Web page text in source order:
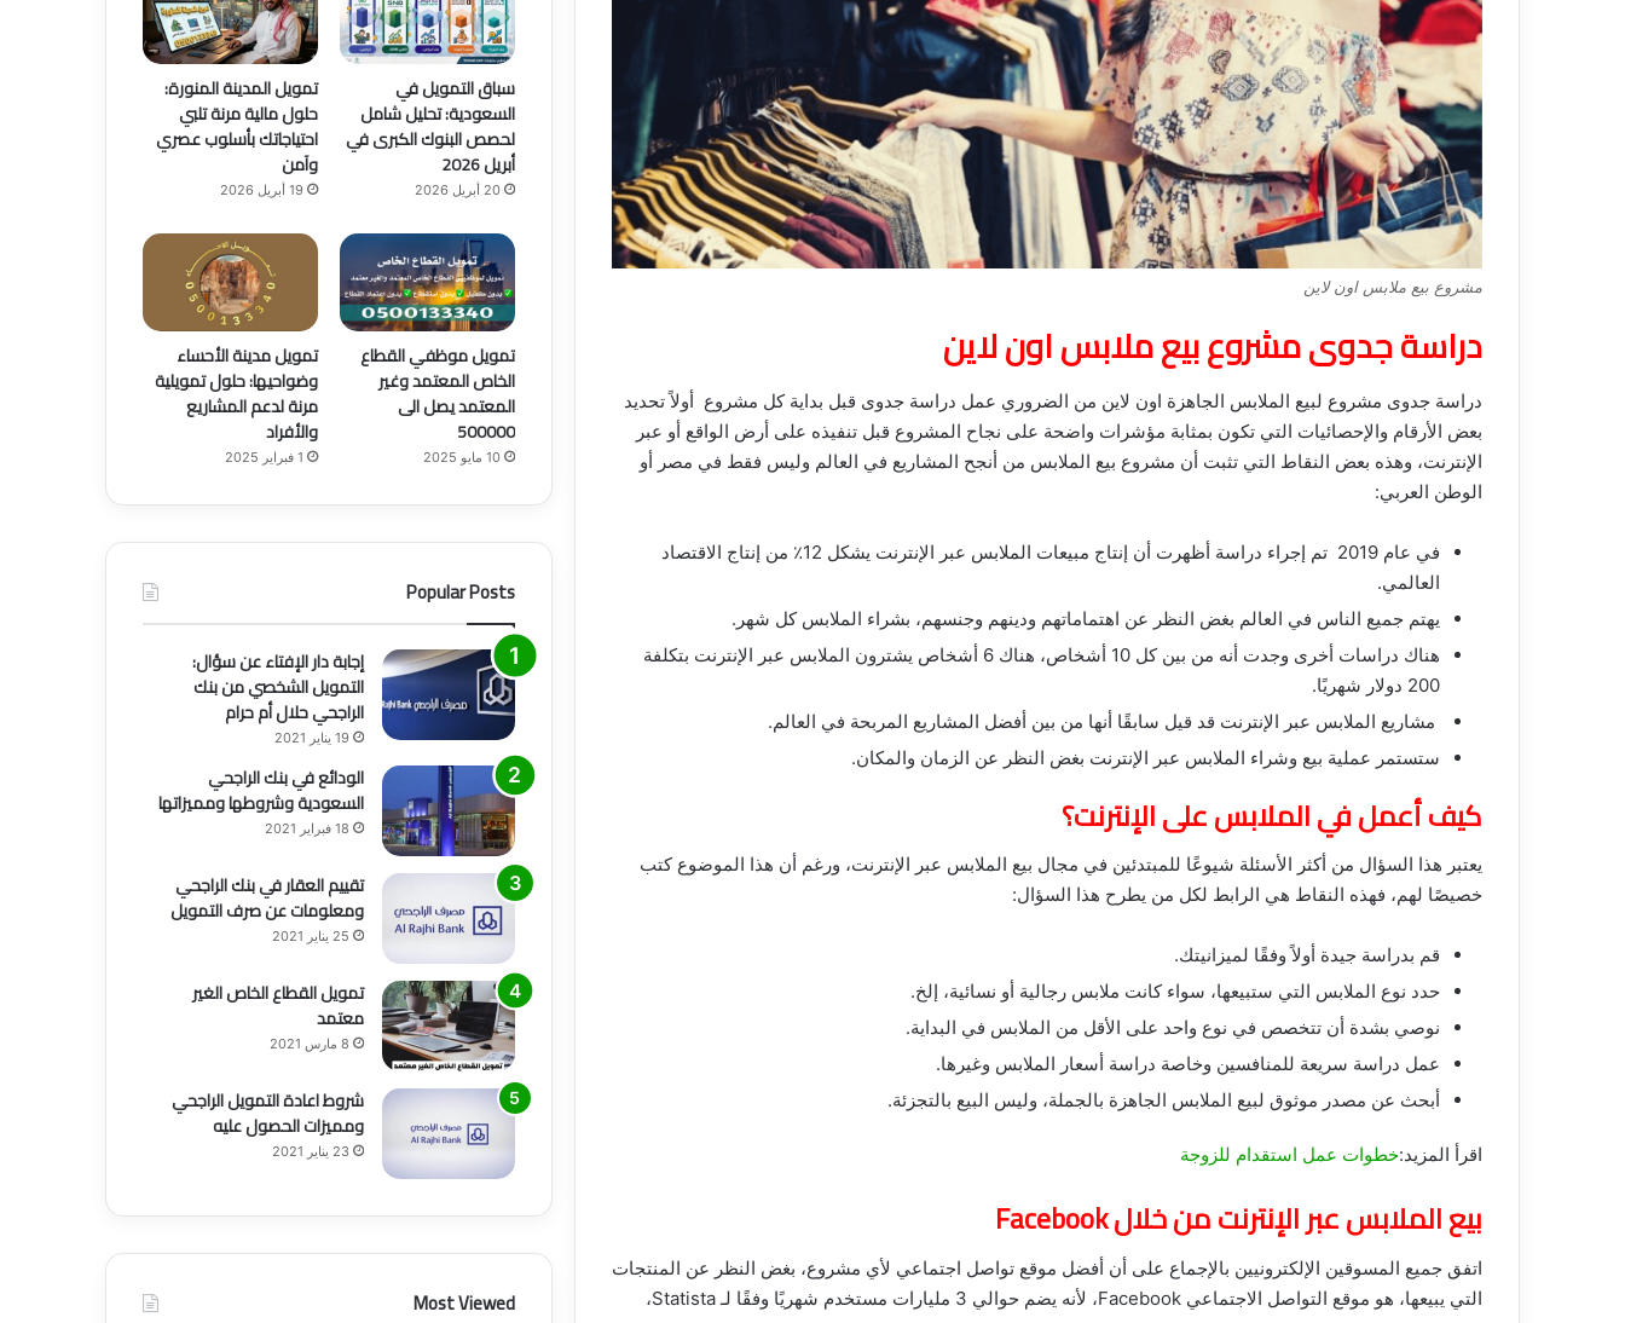
مشروع بيع ملابس اون لاين
دراسة جدوى مشروع بيع ملابس اون لاين
دراسة جدوى مشروع لبيع الملابس الجاهزة اون لاين من الضروري عمل دراسة جدوى قبل بداية كل مشروع أولاً تحديد
بعض الأرقام والإحصائيات التي تكون بمثابة مؤشرات واضحة على نجاح المشروع قبل تنفيذه على أرض الواقع أو عبر
الإنترنت، وهذه بعض النقاط التي تثبت أن مشروع بيع الملابس من أنجح المشاريع في العالم وليس فقط في مصر أو
الوطن العربي:
في عام 2019 تم إجراء دراسة أظهرت أن إنتاج مبيعات الملابس عبر الإنترنت يشكل 12٪ من إنتاج الاقتصاد
العالمي.
يهتم جميع الناس في العالم بغض النظر عن اهتماماتهم ودينهم وجنسهم، بشراء الملابس كل شهر.
هناك دراسات أخرى وجدت أنه من بين كل 10 أشخاص، هناك 6 أشخاص يشترون الملابس عبر الإنترنت بتكلفة
200 دولار شهريًا.
مشاريع الملابس عبر الإنترنت قد قيل سابقًا أنها من بين أفضل المشاريع المربحة في العالم.
ستستمر عملية بيع وشراء الملابس عبر الإنترنت بغض النظر عن الزمان والمكان.
كيف أعمل في الملابس على الإنترنت؟
يعتبر هذا السؤال من أكثر الأسئلة شيوعًا للمبتدئين في مجال بيع الملابس عبر الإنترنت، ورغم أن هذا الموضوع كتب
خصيصًا لهم، فهذه النقاط هي الرابط لكل من يطرح هذا السؤال:
قم بدراسة جيدة أولاً وفقًا لميزانيتك.
حدد نوع الملابس التي ستبيعها، سواء كانت ملابس رجالية أو نسائية، إلخ.
نوصي بشدة أن تتخصص في نوع واحد على الأقل من الملابس في البداية.
عمل دراسة سريعة للمنافسين وخاصة دراسة أسعار الملابس وغيرها.
أبحث عن مصدر موثوق لبيع الملابس الجاهزة بالجملة، وليس البيع بالتجزئة.
اقرأ المزيد:خطوات عمل استقدام للزوجة
بيع الملابس عبر الإنترنت من خلال Facebook
اتفق جميع المسوقين الإلكترونيين بالإجماع على أن أفضل موقع تواصل اجتماعي لأي مشروع، بغض النظر عن المنتجات
التي يبيعها، هو موقع التواصل الاجتماعي Facebook، لأنه يضم حوالي 3 مليارات مستخدم شهريًا وفقًا لـ Statista،
ك
u
b
e
ر
ا
م
سباق التمويل في
السعودية: تحليل شامل
لحصص البنوك الكبرى في
أبريل 2026
20 أبريل 2026
تمويل المدينة المنورة:
حلول مالية مرنة تلبي
احتياجاتك بأسلوب عصري
وآمن
19 أبريل 2026
تمويل موظفي القطاع
الخاص المعتمد وغير
المعتمد يصل الى
500000
10 مايو 2025
تمويل مدينة الأحساء
وضواحيها: حلول تمويلية
مرنة لدعم المشاريع
والأفراد
1 فبراير 2025
Popular Posts
إجابة دار الإفتاء عن سؤال:
التمويل الشخصي من بنك
الراجحي حلال أم حرام
19 يناير 2021
الودائع في بنك الراجحي
السعودية وشروطها ومميزاتها
18 فبراير 2021
تقييم العقار في بنك الراجحي
ومعلومات عن صرف التمويل
25 يناير 2021
تمويل القطاع الخاص الغير
معتمد
8 مارس 2021
شروط اعادة التمويل الراجحي
ومميزات الحصول عليه
23 يناير 2021
Most Viewed